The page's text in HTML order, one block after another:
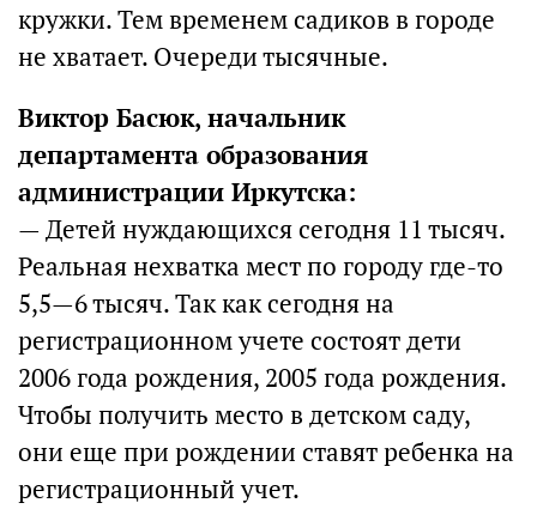
кружки. Тем временем садиков в городе
не хватает. Очереди тысячные.
Виктор Басюк, начальник
департамента образования
администрации Иркутска:
— Детей нуждающихся сегодня 11 тысяч.
Реальная нехватка мест по городу где-то
5,5—6 тысяч. Так как сегодня на
регистрационном учете состоят дети
2006 года рождения, 2005 года рождения.
Чтобы получить место в детском саду,
они еще при рождении ставят ребенка на
регистрационный учет.